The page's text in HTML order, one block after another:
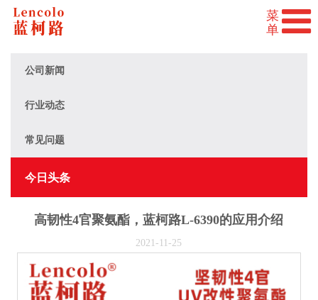
公司新闻
行业动态
常见问题
今日头条
高韧性4官聚氨酯，蓝柯路L-6390的应用介绍
2021-11-25